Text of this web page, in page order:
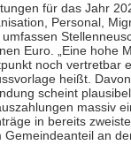
für das Jahr
Personal,
Euro. „Eine hohe
noch vertretbar
heißt.
scheint
massiv
in bereits
Gemeindeanteil an